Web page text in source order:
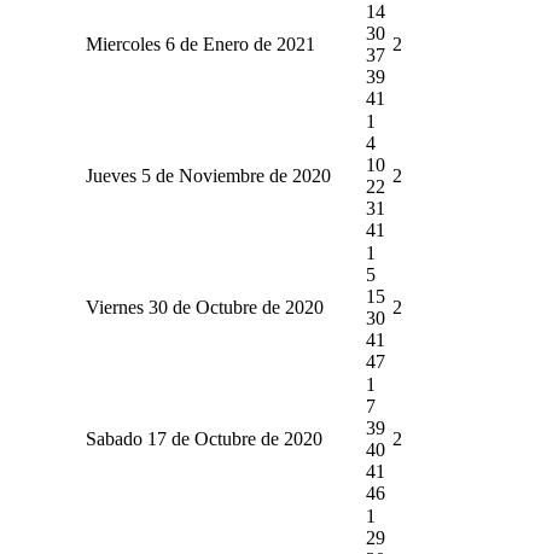
Miercoles 6 de Enero de 2021
14
30
37
39
41
2
Jueves 5 de Noviembre de 2020
1
4
10
22
31
41
2
Viernes 30 de Octubre de 2020
1
5
15
30
41
47
2
Sabado 17 de Octubre de 2020
1
7
39
40
41
46
2
1
29